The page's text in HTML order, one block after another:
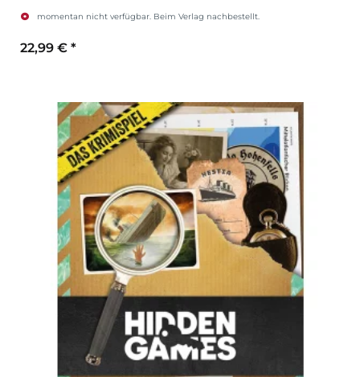
momentan nicht verfügbar. Beim Verlag nachbestellt.
22,99 € *
Zum Artikel